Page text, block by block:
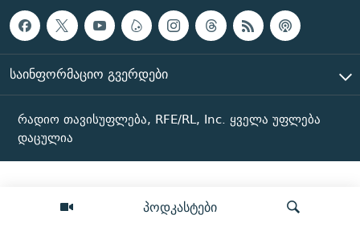
პოდკასტები
ᲡᲐᲘᲜᲤᲝᲠᲛᲐᲪᲘᲝ ᲒᲕᲔᲠᲓᲔᲑᲘ
რადიო თავისუფლება, RFE/RL, Inc. ყველა უფლება
დაცულია